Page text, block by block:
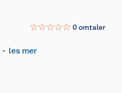
☆☆☆☆☆ 0omtaler
- les mer